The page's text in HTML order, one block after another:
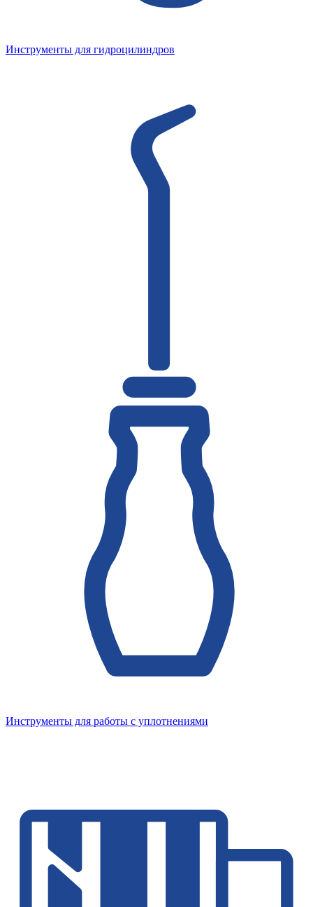
Инструменты для гидроцилиндров
Инструменты для работы с уплотнениями